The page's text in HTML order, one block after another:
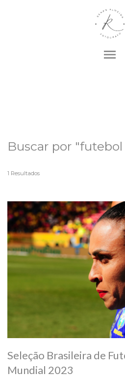
menu
Buscar por
1 Resultados
Seleção Brasileira de
Mundial 2023